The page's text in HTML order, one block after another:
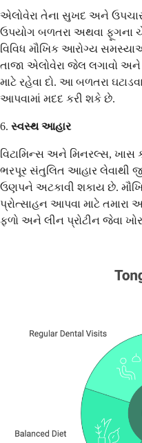
એલોવેરા તેના સુખદ અને ઉપચાર
ઉપયોગ બળતરા અથવા ફૂગના
વિવિધ મૌખિક આરોગ્ય
તાજા એલોવેરા જેલ લગાવો અને
માટે રહેવા દો. આ બળતરા
આપવામાં મદદ કરી શકે છે.
6. સ્વસ્થ આહાર
વિટામિન્સ અને મિનરલ્સ, ખાસ
ભરપૂર સંતુલિત આહાર લેવાથી
ઉણપને અટકાવી શકાય છે.
પ્રોત્સાહન આપવા માટે તમારા
ફળો અને લીન પ્રોટીન જેવા